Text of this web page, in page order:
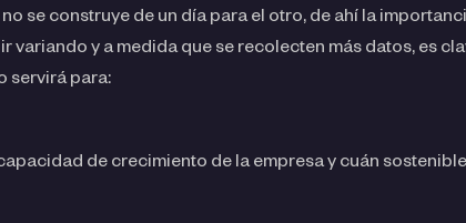
se construye de un día para el otro, de ahí la
variando y a medida que se recolecten más datos, es
servirá para:
de crecimiento de la empresa y cuán